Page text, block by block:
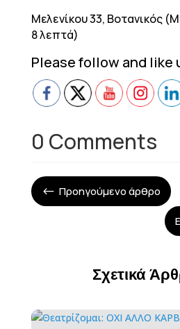
Μελενίκου 33, Βοτανικός
8 λεπτά)
Please follow and like
0 Comments
# Προηγούμενο άρθρο
Σχετικά